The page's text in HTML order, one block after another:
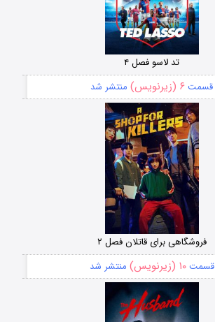
تد لاسو فصل ۴
قسمت ۶ (زیرنویس) منتشر شد
فروشگاهی برای قاتلان فصل ۲
قسمت۱۰ (زیرنویس) منتشر شد